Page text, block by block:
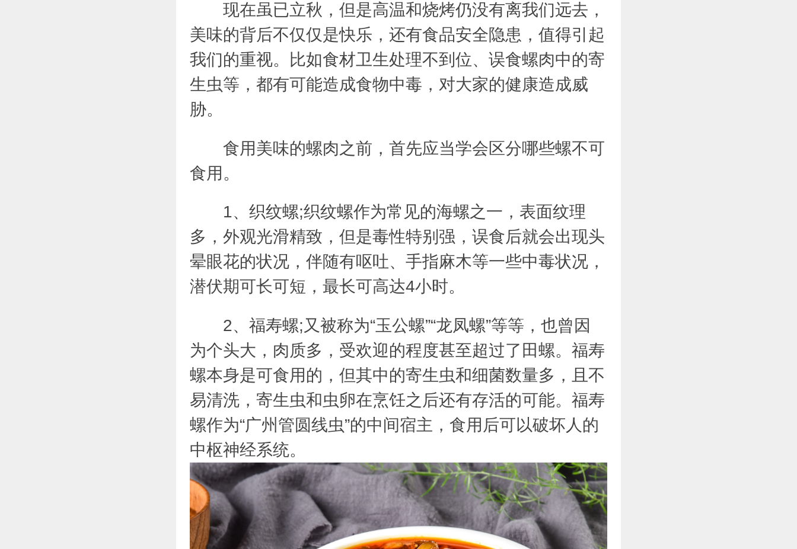
现在虽已立秋，但是高温和烧烤仍没有离我们远去，
美味的背后不仅仅是快乐，还有食品安全隐患，值得引起
我们的重视。比如食材卫生处理不到位、误食螺肉中的寄
生虫等，都有可能造成食物中毒，对大家的健康造成威
胁。
食用美味的螺肉之前，首先应当学会区分哪些螺不可
食用。
1、织纹螺;织纹螺作为常见的海螺之一，表面纹理
多，外观光滑精致，但是毒性特别强，误食后就会出现头
晕眼花的状况，伴随有呕吐、手指麻木等一些中毒状况，
潜伏期可长可短，最长可高达4小时。
2、福寿螺;又被称为“玉公螺”“龙凤螺”等等，也曾因
为个头大，肉质多，受欢迎的程度甚至超过了田螺。福寿
螺本身是可食用的，但其中的寄生虫和细菌数量多，且不
易清洗，寄生虫和虫卵在烹饪之后还有存活的可能。福寿
螺作为“广州管圆线虫”的中间宿主，食用后可以破坏人的
中枢神经系统。